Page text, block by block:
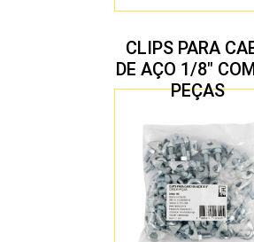
CLIPS PARA
DE AÇO 1/8″
PEÇAS